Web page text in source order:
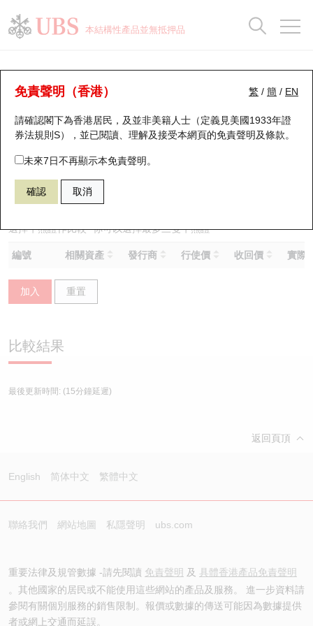
本結構性產品並無抵押品
繁 / 簡 / EN
免責聲明（香港）
請確認閣下為香港居民，及並非美籍人士（定義見美國1933年證
券法規則S），並已閱讀、理解及接受本網頁的免責聲明及條款。
未來7日不再顯示本免責聲明。
確認 取消
牛熊證分析儀
表現 街貨統計 比較
57064 瑞銀熊證 HSI 恒生指數
選擇牛熊證作比較 *你可以選擇最多三隻牛熊證
編號 相關資產 發行商 行使價 收回價 實際
加入 重置
比較結果
最後更新時間: (15分鐘延遲)
返回頁頂
English 简体中文 繁體中文
聯絡我們 網站地圖 私隱聲明 ubs.com
重要法律及規管數據 -請先閱讀 免責聲明 及 具體香港產品免責聲明
。其他國家的居民或不能使用這些網站的產品及服務。 進一步資料請
參閱有關個別服務的銷售限制。報價或數據的傳送可能因為數據提供
者或網上交通而延誤。
瑞銀認股證一覽
新發行瑞銀認股證
即將到期認股證
認股證到期結算價查詢
認股證分析儀
認股證速算機
引伸波幅比較圖
認股證文件及公告
街貨統計
比較
牛熊全景快搜
牛熊證搜尋
牛熊證街貨分佈圖
正股牛熊證列表
新發行瑞銀牛熊證
已收回牛熊證剩餘價值
即將到期牛熊證
牛熊證分析儀
牛熊證文件及公告 (瑞信)
街貨統計
比較
十大升幅/跌幅
十大認股證成交分佈
十天股證佔大市成交
資金流
街貨統計
三十大平均引伸波幅
正股分析儀
二十大活躍股份
恒指成份股
國指成份股
科指成份股
相關資產沽空
業績及經濟日曆
AH 股價對照
收市競價變化
持股比重
顯示所有持股比重
每月輪證大市專題
輪證專欄
講座及教育短片
認股證投資者教育
牛熊證投資者教育
認股證牛熊證常問問題